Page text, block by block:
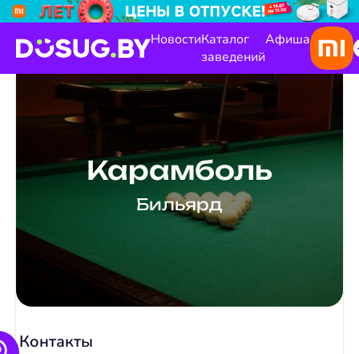
НовостиКаталог
заведений
Афиша
Карамболь
Бильярд
Контакты